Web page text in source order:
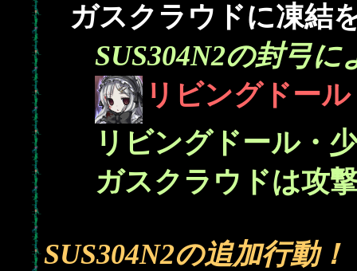
ガスクラウドに凍結
SUS304N2の封弓
リビングドー
リビングドール・
ガスクラウドは攻
SUS304N2の追加行動！